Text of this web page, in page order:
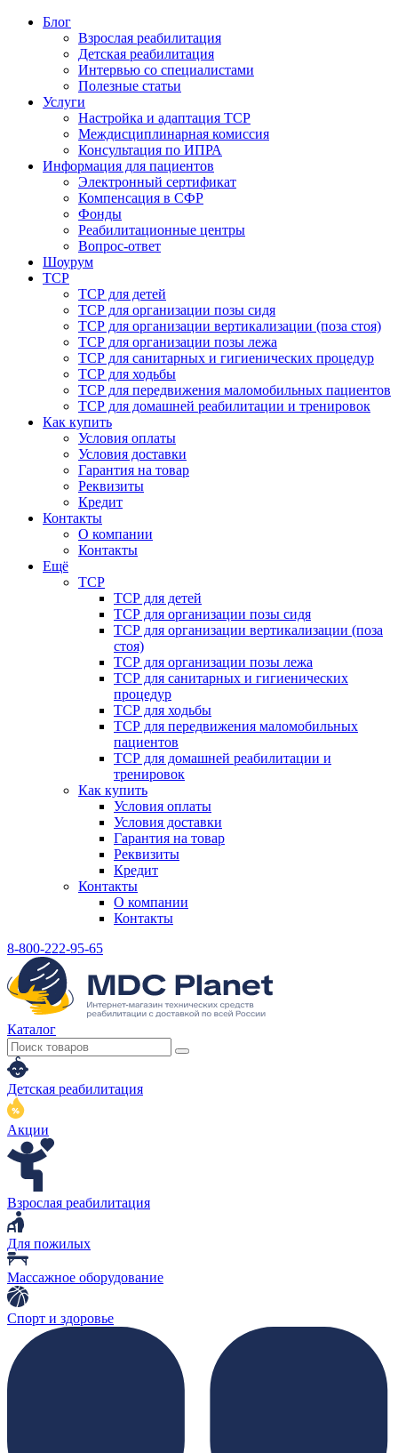
Блог
Взрослая реабилитация
Детская реабилитация
Интервью со специалистами
Полезные статьи
Услуги
Настройка и адаптация ТСР
Междисциплинарная комиссия
Консультация по ИПРА
Информация для пациентов
Электронный сертификат
Компенсация в СФР
Фонды
Реабилитационные центры
Вопрос-ответ
Шоурум
ТСР
ТСР для детей
ТСР для организации позы сидя
ТСР для организации вертикализации (поза стоя)
ТСР для организации позы лежа
ТСР для санитарных и гигиенических процедур
ТСР для ходьбы
ТСР для передвижения маломобильных пациентов
ТСР для домашней реабилитации и тренировок
Как купить
Условия оплаты
Условия доставки
Гарантия на товар
Реквизиты
Кредит
Контакты
О компании
Контакты
Ещё
ТСР
ТСР для детей
ТСР для организации позы сидя
ТСР для организации вертикализации (поза
стоя)
ТСР для организации позы лежа
ТСР для санитарных и гигиенических
процедур
ТСР для ходьбы
ТСР для передвижения маломобильных
пациентов
ТСР для домашней реабилитации и
тренировок
Как купить
Условия оплаты
Условия доставки
Гарантия на товар
Реквизиты
Кредит
Контакты
О компании
Контакты
8-800-222-95-65
Каталог
Детская реабилитация
Акции
Взрослая реабилитация
Для пожилых
Массажное оборудование
Спорт и здоровье